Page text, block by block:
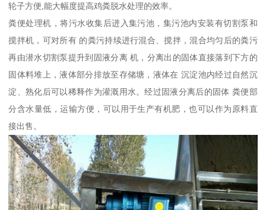
轮子方便,能大幅度提高鸡粪脱水处理的效率。
粪便处理机，将污水收集后进入集污池，集污池内安装有切割泵和
搅拌机，可对所有 的粪污持续进行混合、搅拌，混合均匀后的粪污
再由潜水切割泵提升到固液分离 机，分离出的固体直接落到下方的
固体料堆上，液体部分排放至存储塘，液体在 沉淀池内经过自然沉
淀、熟化后可以稀释作为灌溉用水。经过固液分离后的固体 粪便部
分含水量低，运输方便，可以用于生产有机肥，也可以作为原料直
接出售。